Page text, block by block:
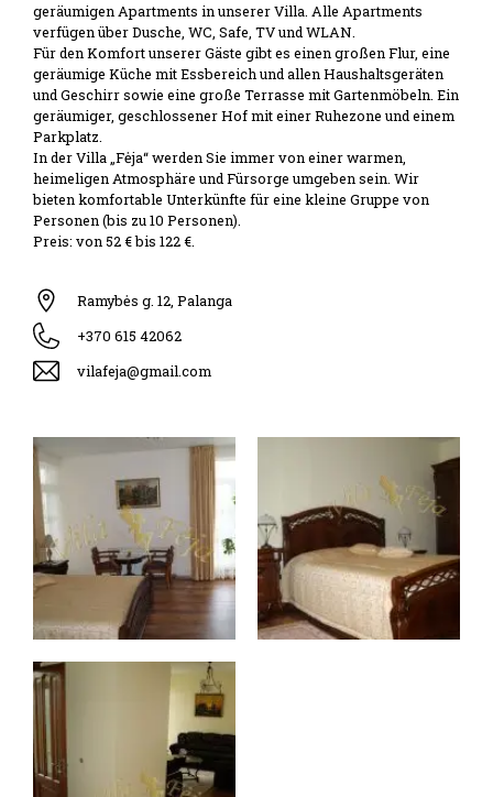
geräumigen Apartments in unserer Villa. Alle Apartments
verfügen über Dusche, WC, Safe, TV und WLAN.
Für den Komfort unserer Gäste gibt es einen großen Flur, eine
geräumige Küche mit Essbereich und allen Haushaltsgeräten
und Geschirr sowie eine große Terrasse mit Gartenmöbeln. Ein
geräumiger, geschlossener Hof mit einer Ruhezone und einem
Parkplatz.
In der Villa „Fėja“ werden Sie immer von einer warmen,
heimeligen Atmosphäre und Fürsorge umgeben sein. Wir
bieten komfortable Unterkünfte für eine kleine Gruppe von
Personen (bis zu 10 Personen).
Preis: von 52 € bis 122 €.
Ramybės g. 12, Palanga
+370 615 42062
vilafeja@gmail.com